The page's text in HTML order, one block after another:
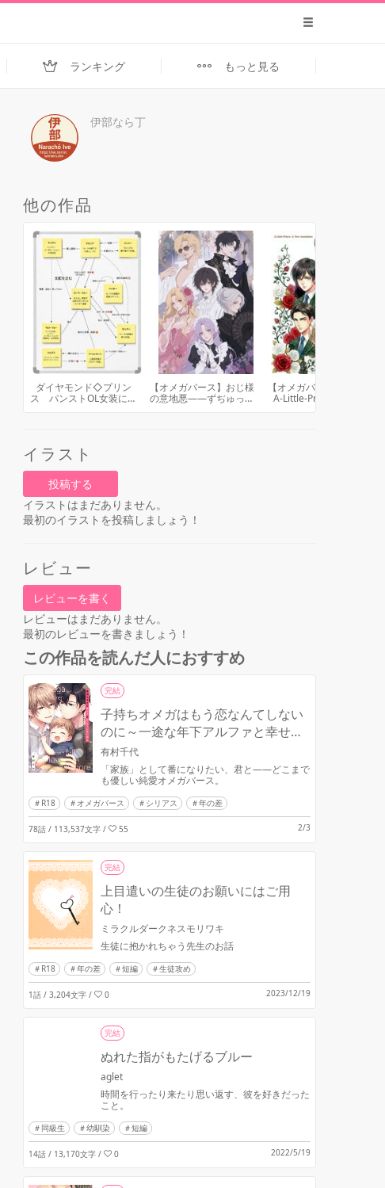
ランキング もっと見る
伊部なら丁
他の作品
ダイヤモンド◇プリン
ス パンストOL女装に目
【オメガバース】おじ様
の意地悪——ずぢゅっ＊
【オメガバース ・NTR】
A-Little-Prince: A New
イラスト
投稿する
イラストはまだありません。
最初のイラストを投稿しましょう！
レビュー
レビューを書く
レビューはまだありません。
最初のレビューを書きましょう！
この作品を読んだ人におすすめ
完結
子持ちオメガはもう恋なんてしない
のに～一途な年下アルファと幸せ紡
ぐ日々～
有村千代
「家族」として番になりたい、君と――どこまで
も優しい純愛オメガバース。
R18 オメガバース シリアス 年の差
78話 / 113,537文字 / 55 2/3
完結
上目遣いの生徒のお願いにはご用
心！
ミラクルダークネスモリワキ
生徒に抱かれちゃう先生のお話
R18 年の差 短編 生徒攻め
1話 / 3,204文字 / 0 2023/12/19
完結
ぬれた指がもたげるブルー
aglet
時間を行ったり来たり思い返す、彼を好きだった
こと。
同級生 幼馴染 短編
14話 / 13,170文字 / 0 2022/5/19